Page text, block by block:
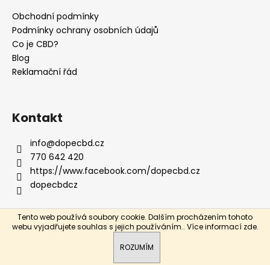
Tento web používá soubory cookie. Dalším procházením tohoto
webu vyjadřujete souhlas s jejich používáním.. Více informací zde.
ROZUMÍM
Obchodní podmínky
Podmínky ochrany osobních údajů
Co je CBD?
Blog
Reklamační řád
Kontakt
info@dopecbd.cz
770 642 420
https://www.facebook.com/dopecbd.cz
dopecbdcz
Vytvořil Shoptet